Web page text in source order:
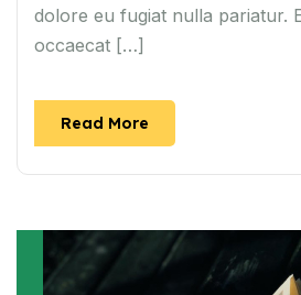
dolore eu fugiat nulla pariatur.
occaecat […]
Read More